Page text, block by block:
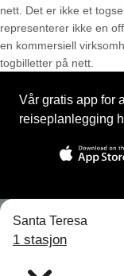
nett. Det er ikke et
representerer ikke en
en kommersiell
togbilletter på nett.
Vår gratis app for
reiseplanlegging
Santa Teresa
1 stasjon